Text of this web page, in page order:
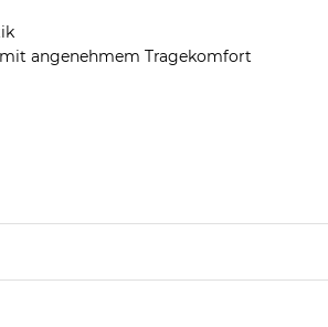
angenehmem Tragekomfort